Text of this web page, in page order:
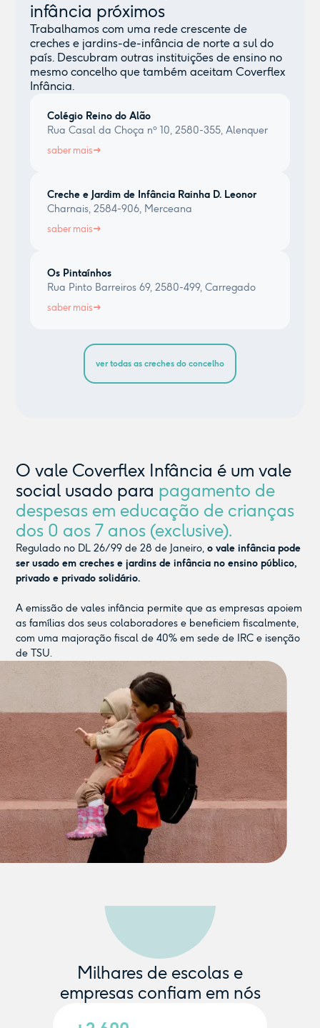
infância próximos
Trabalhamos com uma rede crescente de
creches e jardins-de-infância de norte a sul do
país. Descubram outras instituições de ensino no
mesmo concelho que também aceitam Coverflex
Infância.
Colégio Reino do Alão
Rua Casal da Choça nº 10, 2580-355, Alenquer
saber mais
Creche e Jardim de Infância Rainha D. Leonor
Charnais, 2584-906, Merceana
saber mais
Os Pintaínhos
Rua Pinto Barreiros 69, 2580-499, Carregado
saber mais
ver todas as creches do concelho
O vale Coverflex Infância é um vale
social usado para pagamento de
despesas em educação de crianças
dos 0 aos 7 anos (exclusive).
Regulado no DL 26/99 de 28 de Janeiro,o vale infância pode
ser usado em creches e jardins de infância no ensino público,
privado e privado solidário.
A emissão de vales infância permite que as empresas apoiem
as famílias dos seus colaboradores e beneficiem fiscalmente,
com uma majoração fiscal de 40% em sede de IRC e isenção
de TSU.
Milhares de escolas e
empresas confiam em nós